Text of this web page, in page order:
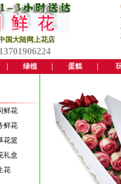
国大陆网上花店
绿植 蛋糕
鲜花
鲜花
花篮
礼盒
花